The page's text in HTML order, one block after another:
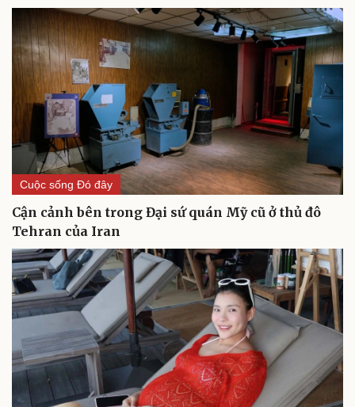
Du lịch
Tư vấn
Săn Tour
check-in
Podcast
Câu chuyện thời sự
Đọc truyện đêm khuya
Cửa sổ tình yêu
Kể chuyện cho bé
Hạt giống tâm hồn
Cuộc sống Đó đây
Cận cảnh bên trong Đại sứ quán Mỹ cũ ở thủ đô
Tehran của Iran